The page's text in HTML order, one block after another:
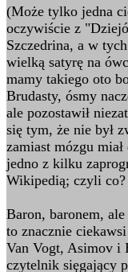
(Może tylko jedna
oczywiście z
Szczedrina, a w
wielką satyrę na
mamy takiego oto
Brudasty, ósmy
ale pozostawił
się tym, że nie był
zamiast mózgu
jedno z kilku
Wikipedią; czyli
Baron, baronem,
to znacznie
Van Vogt, Asimov i
czytelnik sięgający